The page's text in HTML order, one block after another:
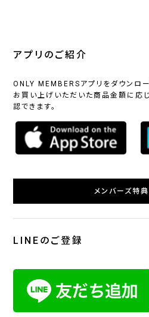
アプリのご紹介
ONLY MEMBERSアプリをダウンロー
お買い上げいただいた商品金額に応
認できます。
メンバーズ特
LINEのご登録